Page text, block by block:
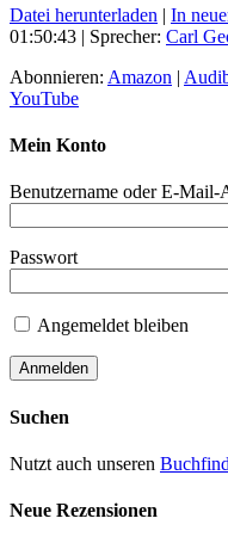
Datei herunterladen | In
01:50:43 | Sprecher: Carl
Abonnieren: Amazon |
YouTube
Mein Konto
Benutzername oder E-Mail-
Passwort
Angemeldet bleiben
Suchen
Nutzt auch unseren
Neue Rezensionen